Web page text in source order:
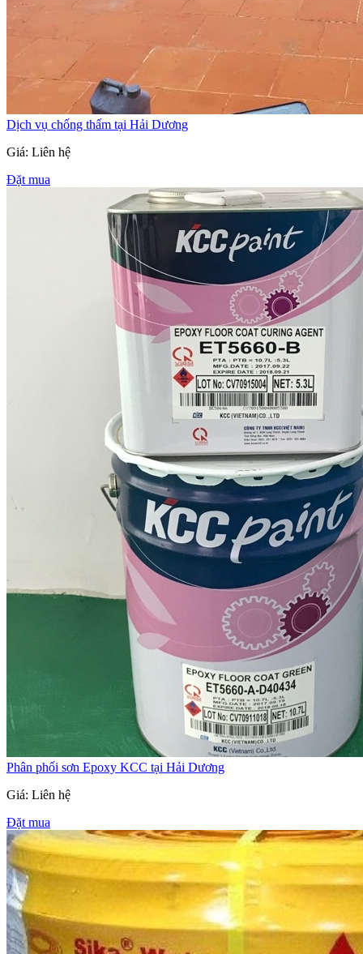
Dịch vụ chống thấm tại Hải Dương
Giá: Liên hệ
Đặt mua
Phân phối sơn Epoxy KCC tại Hải Dương
Giá: Liên hệ
Đặt mua